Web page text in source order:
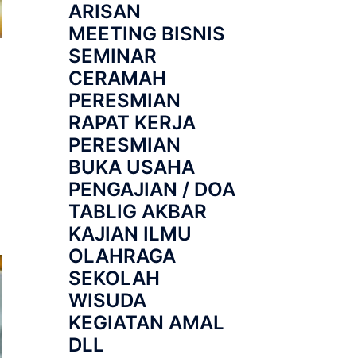
ARISAN
MEETING BISNIS
SEMINAR
CERAMAH
PERESMIAN
RAPAT KERJA
PERESMIAN
BUKA USAHA
PENGAJIAN / DOA
TABLIG AKBAR
KAJIAN ILMU
OLAHRAGA
SEKOLAH
WISUDA
KEGIATAN AMAL
DLL